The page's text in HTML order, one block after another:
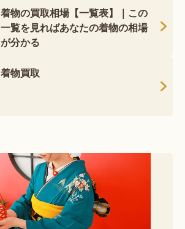
着物の買取相場【一覧表】｜この
一覧を見ればあなたの着物の相場
が分かる
着物買取